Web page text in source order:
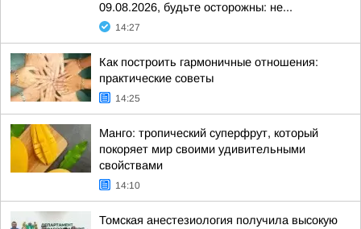
09.08.2026, будьте осторожны: не...
14:27
Как построить гармоничные отношения:
практические советы
14:25
Манго: тропический суперфрут, который
покоряет мир своими удивительными
свойствами
14:10
Томская анестезиология получила высокую